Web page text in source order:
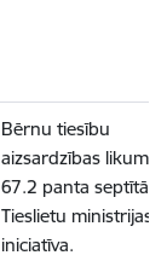
Bērnu tiesību
aizsardzības likuma
67.2 panta septītā
Tieslietu ministrijas
iniciatīva.